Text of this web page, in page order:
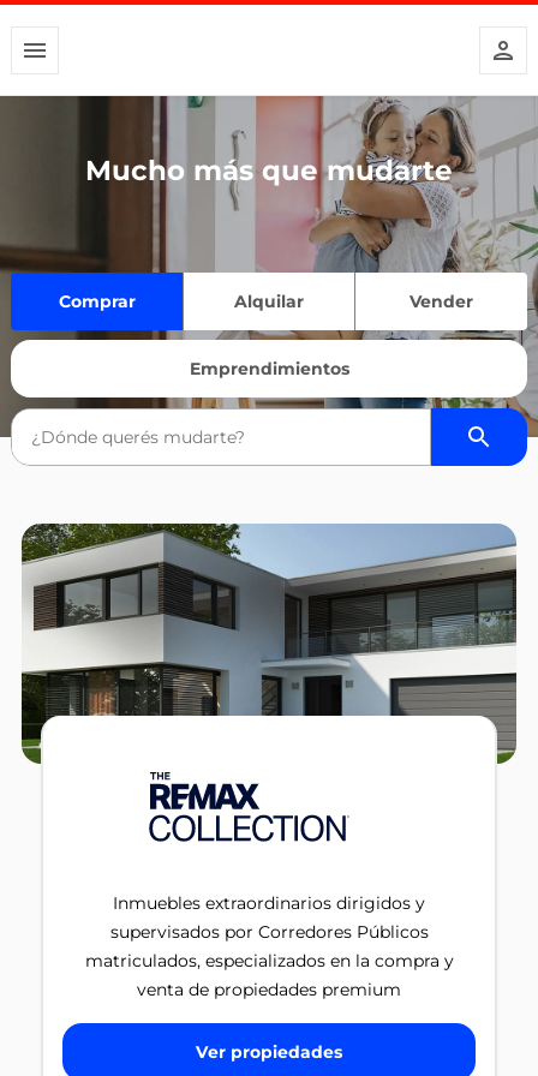
Mucho más que mudarte
Comprar Alquilar Vender
Emprendimientos
Inmuebles extraordinarios dirigidos y
supervisados por Corredores Públicos
matriculados, especializados en la compra y
venta de propiedades premium
Ver propiedades